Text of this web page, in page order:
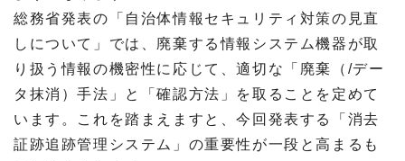
総務省発表の「自治体情報セキュリティ対策の見直
しについて」では、廃棄する情報システム機器が取
り扱う情報の機密性に応じて、適切な「廃棄（/デー
タ抹消）手法」と「確認方法」を取ることを定めて
います。これを踏まえますと、今回発表する「消去
証跡追跡管理システム」の重要性が一段と高まるも